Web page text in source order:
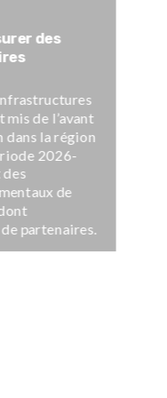
des
de l’avant
dans la région
2026-
de
partenaires.